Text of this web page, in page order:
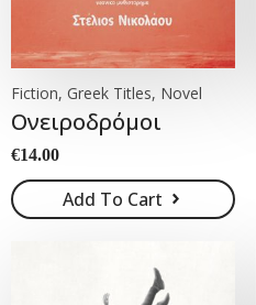
Fiction, Greek Titles, Novel
Ονειροδρόμοι
€14.00
Add To Cart